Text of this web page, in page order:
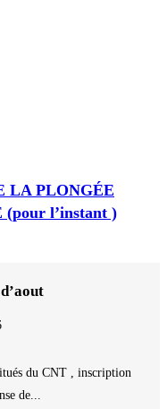
LA PLONGÉE
l’instant )
du CNT , inscription
de...